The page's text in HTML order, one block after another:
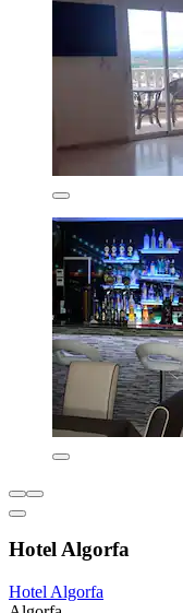
Hotel Algorfa
Hotel Algorfa